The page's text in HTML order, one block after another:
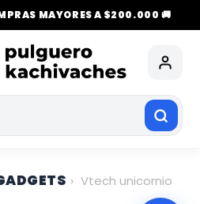
MAYORES A $200.000 🚚
› Vtech unicornio